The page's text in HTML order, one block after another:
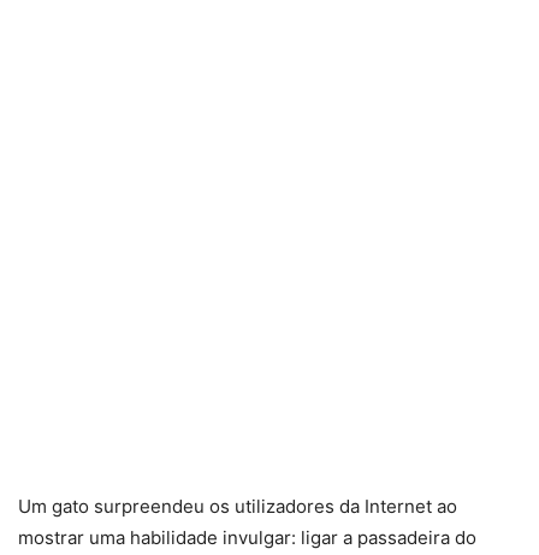
Um gato surpreendeu os utilizadores da Internet ao
mostrar uma habilidade invulgar: ligar a passadeira do